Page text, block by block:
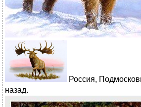
Россия,
назад.